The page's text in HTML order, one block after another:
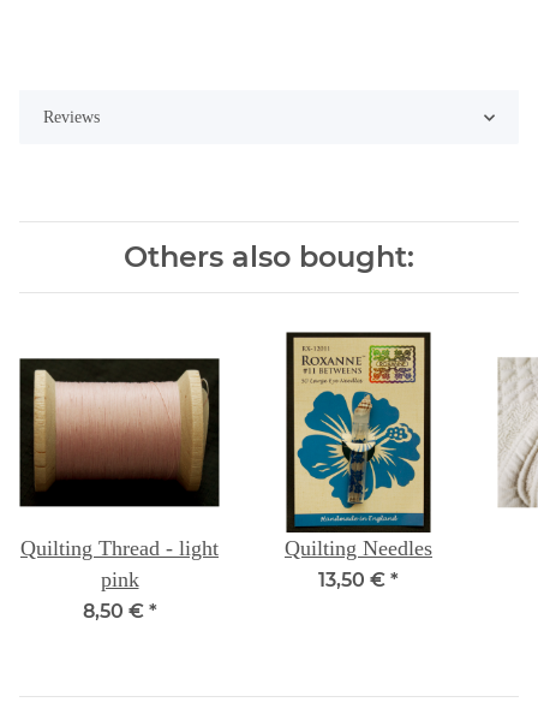
Reviews
Others also bought:
Quilting Thread - light
pink
8,50 € *
Quilting Needles
13,50 € *